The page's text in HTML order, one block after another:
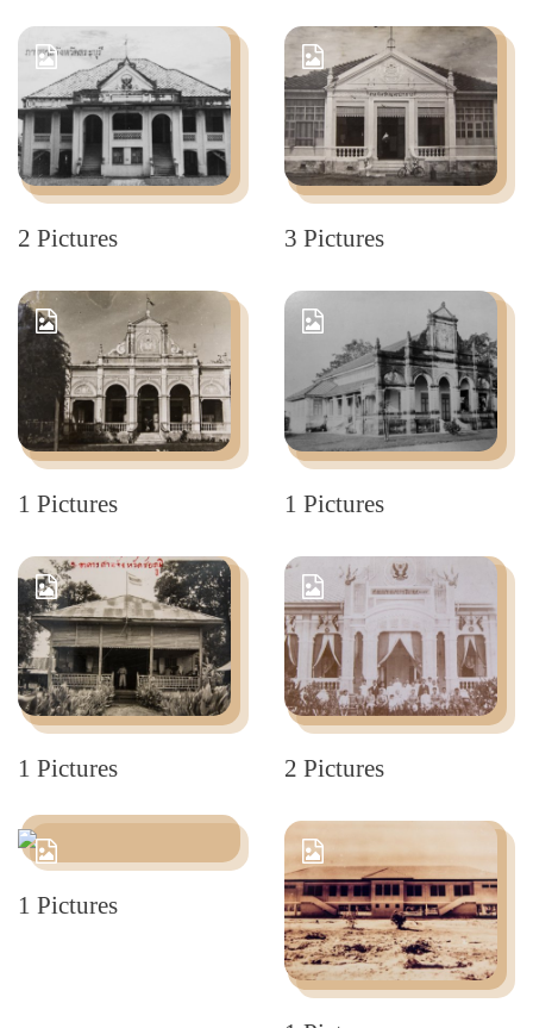
2 Pictures 3 Pictures
1 Pictures 1 Pictures
1 Pictures 2 Pictures
1 Pictures